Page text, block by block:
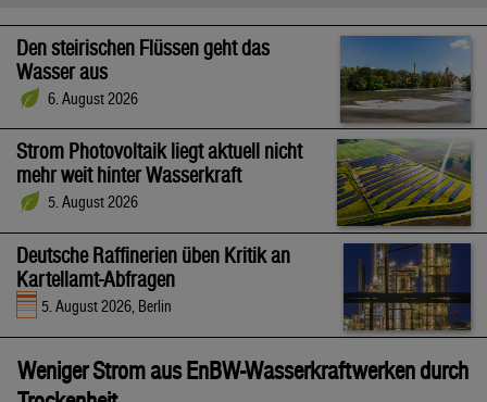
Den steirischen Flüssen geht das
Wasser aus
6. August 2026
Strom Photovoltaik liegt aktuell nicht
mehr weit hinter Wasserkraft
5. August 2026
Deutsche Raffinerien üben Kritik an
Kartellamt-Abfragen
5. August 2026, Berlin
Weniger Strom aus EnBW-Wasserkraftwerken durch